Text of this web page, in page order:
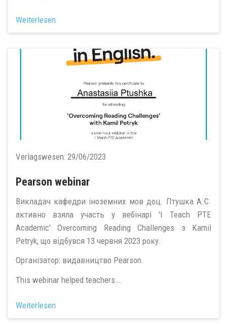
Weiterlesen
Verlagswesen: 29/06/2023
Pearson webinar
Викладач кафедри іноземних мов доц. Птушка А.С.
активно взяла участь у вебінарі 'I Teach PTE
Academic' Overcoming Reading Challenges з Kamil
Petryk, що відбувся 13 червня 2023 року.
Організатор: видавництво Pearson.
This webinar helped teachers...
Weiterlesen